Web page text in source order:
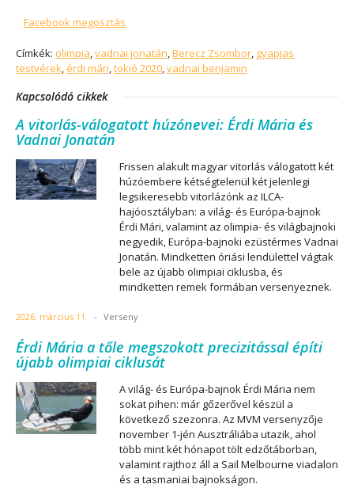
Facebook megosztás
Címkék: olimpia,vadnai jonatán,Berecz Zsombor, gyapjas
testvérek, érdi mári,tokió 2020,vadnai benjamin
Kapcsolódó cikkek
A vitorlás-válogatott húzónevei: Érdi Mária és
Vadnai Jonatán
Frissen alakult magyar vitorlás válogatott két
húzóembere kétségtelenül két jelenlegi
legsikeresebb vitorlázónk az ILCA-
hajóosztályban: a világ- és Európa-bajnok
Érdi Mári, valamint az olimpia- és világbajnoki
negyedik, Európa-bajnoki ezüstérmes Vadnai
Jonatán. Mindketten óriási lendülettel vágtak
bele az újabb olimpiai ciklusba, és
mindketten remek formában versenyeznek.
2026. március 11. - Verseny
Érdi Mária a tőle megszokott precizitással építi
újabb olimpiai ciklusát
A világ- és Európa-bajnok Érdi Mária nem
sokat pihen: már gőzerővel készül a
következő szezonra. Az MVM versenyzője
november 1-jén Ausztráliába utazik, ahol
több mint két hónapot tölt edzőtáborban,
valamint rajthoz áll a Sail Melbourne viadalon
és a tasmaniai bajnokságon.